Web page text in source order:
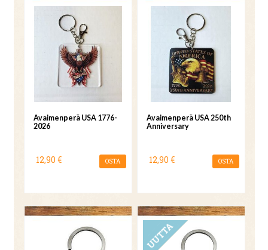
Avaimenperä USA 1776-
2026
12,90 € OSTA
Avaimenperä USA 250th
Anniversary
12,90 € OSTA
UUTUUS